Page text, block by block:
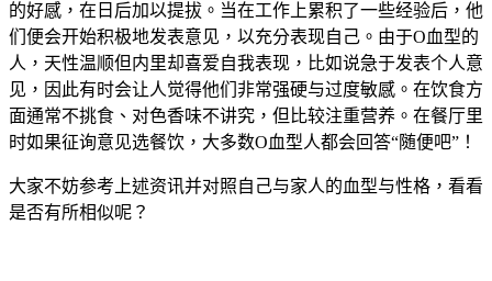
的好感，在日后加以提拔。当在工作上累积了一些经验后，他
们便会开始积极地发表意见，以充分表现自己。由于O血型的
人，天性温顺但内里却喜爱自我表现，比如说急于发表个人意
见，因此有时会让人觉得他们非常强硬与过度敏感。在饮食方
面通常不挑食、对色香味不讲究，但比较注重营养。在餐厅里
时如果征询意见选餐饮，大多数O血型人都会回答“随便吧”！
大家不妨参考上述资讯并对照自己与家人的血型与性格，看看
是否有所相似呢？